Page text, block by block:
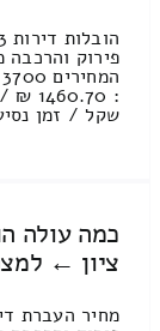
שקל / זמן נסיעה
כמה עולה
ציון ←
מחיר העברת